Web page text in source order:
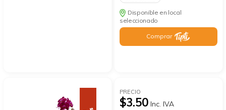
Disponible en local
seleccionado
Comprar
PRECIO
$3.50 Inc. IVA